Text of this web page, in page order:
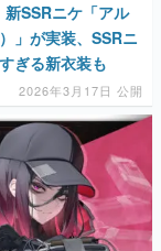
新SSRニケ「アル
」が実装、SSRニ
ぎる新衣装も
2026年3月17日 公開